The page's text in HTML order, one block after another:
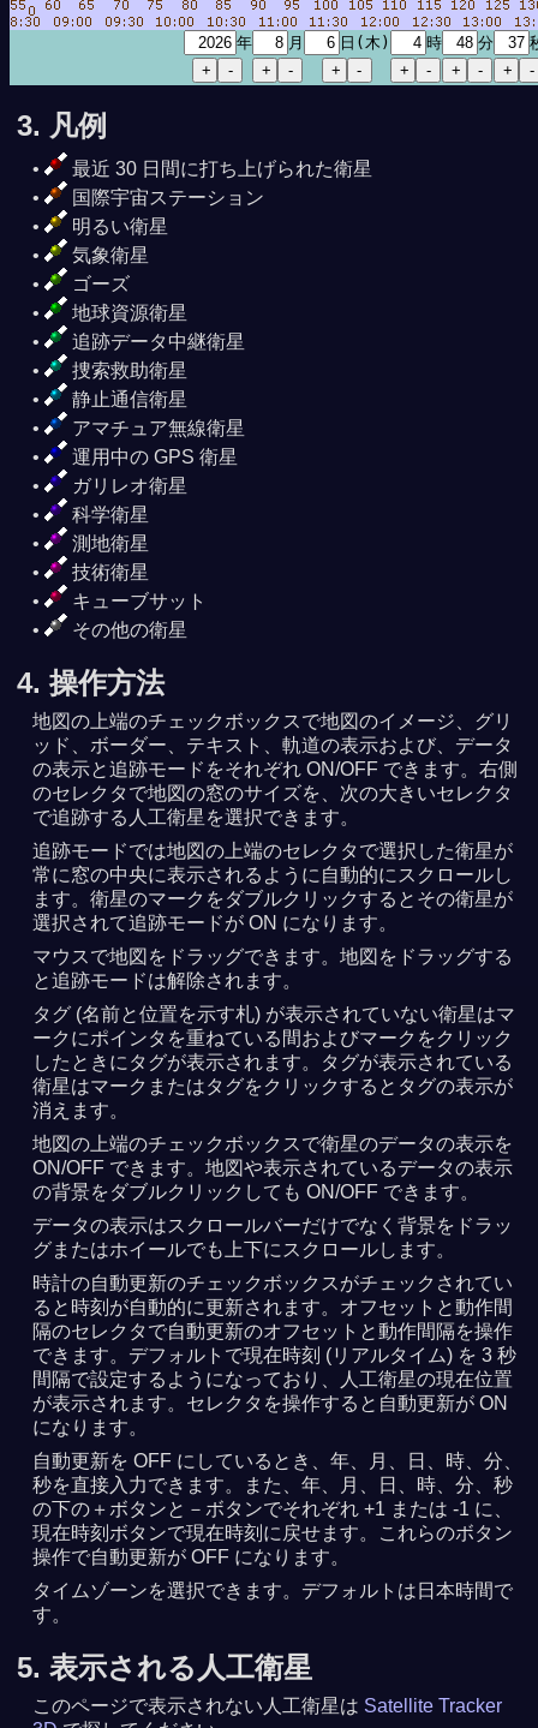
年 月 日(木) 時 分
3. 凡例
最近 30 日間に打ち上げられた衛星
国際宇宙ステーション
明るい衛星
気象衛星
ゴーズ
地球資源衛星
追跡データ中継衛星
捜索救助衛星
静止通信衛星
アマチュア無線衛星
運用中の GPS 衛星
ガリレオ衛星
科学衛星
測地衛星
技術衛星
キューブサット
その他の衛星
4. 操作方法
地図の上端のチェックボックスで地図のイメージ、グリ
ッド、ボーダー、テキスト、軌道の表示および、データ
の表示と追跡モードをそれぞれ ON/OFF できます。右側
のセレクタで地図の窓のサイズを、次の大きいセレクタ
で追跡する人工衛星を選択できます。
追跡モードでは地図の上端のセレクタで選択した衛星が
常に窓の中央に表示されるように自動的にスクロールし
ます。衛星のマークをダブルクリックするとその衛星が
選択されて追跡モードが ON になります。
マウスで地図をドラッグできます。地図をドラッグする
と追跡モードは解除されます。
タグ (名前と位置を示す札) が表示されていない衛星はマ
ークにポインタを重ねている間およびマークをクリック
したときにタグが表示されます。タグが表示されている
衛星はマークまたはタグをクリックするとタグの表示が
消えます。
地図の上端のチェックボックスで衛星のデータの表示を
ON/OFF できます。地図や表示されているデータの表示
の背景をダブルクリックしても ON/OFF できます。
データの表示はスクロールバーだけでなく背景をドラッ
グまたはホイールでも上下にスクロールします。
時計の自動更新のチェックボックスがチェックされてい
ると時刻が自動的に更新されます。オフセットと動作間
隔のセレクタで自動更新のオフセットと動作間隔を操作
できます。デフォルトで現在時刻 (リアルタイム) を 3 秒
間隔で設定するようになっており、人工衛星の現在位置
が表示されます。セレクタを操作すると自動更新が ON
になります。
自動更新を OFF にしているとき、年、月、日、時、分、
秒を直接入力できます。また、年、月、日、時、分、秒
の下の＋ボタンと－ボタンでそれぞれ +1 または -1 に、
現在時刻ボタンで現在時刻に戻せます。これらのボタン
操作で自動更新が OFF になります。
タイムゾーンを選択できます。デフォルトは日本時間で
す。
5. 表示される人工衛星
このページで表示されない人工衛星は Satellite Tracker